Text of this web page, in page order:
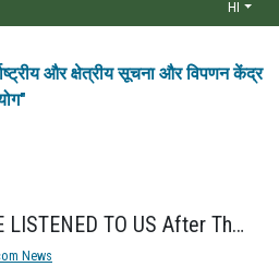
HI
और क्षेत्रीय सूचना और विपणन केंद्र
FORD SHOULD HAVE LISTENED TO US After The Mach-e Launch! Company Previews Four-Door Mustang to Dealers This Week.
News